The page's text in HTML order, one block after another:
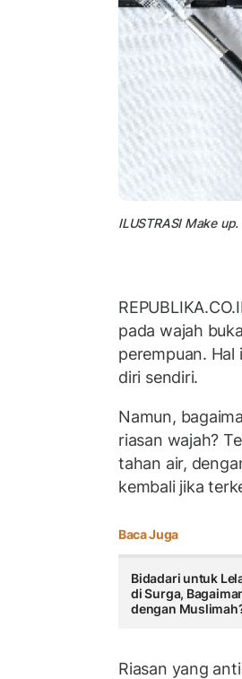
ILUSTRASI Make
pada wajah
perempuan.
diri sendiri.
Namun,
riasan wajah?
tahan air,
kembali jika
Baca Juga
Bidadari untuk
di Surga,
dengan
Riasan yang